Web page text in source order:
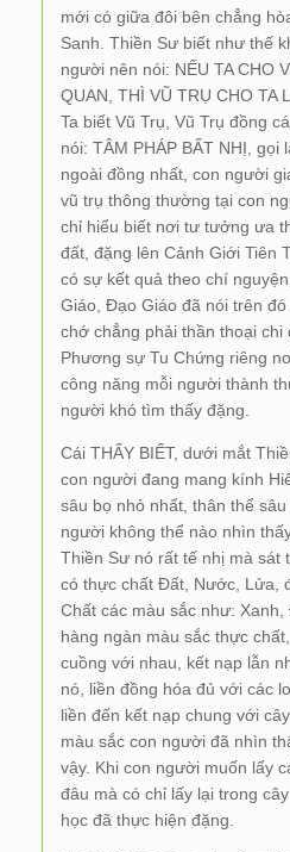
mới có giữa đôi bên chẳng
Sanh. Thiền Sư biết như thế
người nên nói: NẾU TA CHO
QUAN, THÌ VŨ TRỤ CHO TA
Ta biết Vũ Trụ, Vũ Trụ đồng
nói: TÂM PHÁP BẤT NHỊ, gọi
ngoài đồng nhất, con người
vũ trụ thông thường tại con
chỉ hiểu biết nơi tư tưởng ưa
đất, đặng lên Cảnh Giới Tiên
có sự kết quả theo chí
Giáo, Đạo Giáo đã nói trên
chớ chẳng phải thần thoại
Phương sự Tu Chứng riêng
công năng mỗi người thành
người khó tìm thấy đặng.
Cái THẤY BIẾT, dưới mắt
con người đang mang kính
sâu bọ nhỏ nhất, thân thể
người không thể nào nhìn
Thiền Sư nó rất tế nhị mà sát
có thực chất Đất, Nước, Lửa,
Chất các màu sắc như:
hàng ngàn màu sắc thực
cuồng với nhau, kết nạp lẫn
nó, liền đồng hóa đủ với các
liền đến kết nạp chung với
màu sắc con người đã nhìn
vậy. Khi con người muốn lấy
đâu mà có chỉ lấy lại trong
học đã thực hiện đặng.